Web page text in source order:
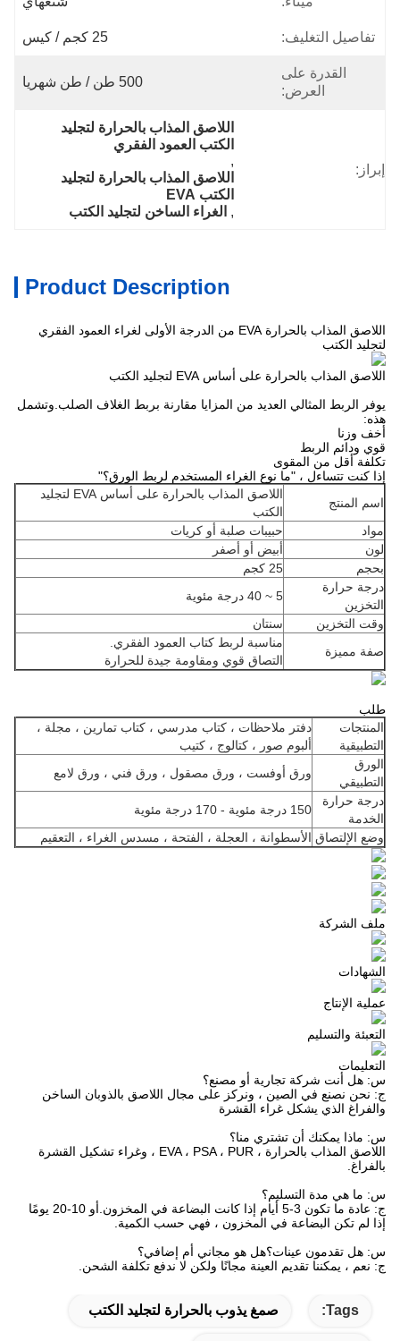
تفاصيل التغليف: 25 كجم / كيس
القدرة على
العرض:
500 طن / طن شهريا
إبراز:
اللاصق المذاب بالحرارة لتجليد
الكتب العمود الفقري
,
اللاصق المذاب بالحرارة لتجليد
الكتب EVA
, الغراء الساخن لتجليد الكتب
Product Description
اللاصق المذاب بالحرارة EVA من الدرجة الأولى لغراء العمود الفقري
لتجليد الكتب
اللاصق المذاب بالحرارة على أساس EVA لتجليد الكتب
يوفر الربط المثالي العديد من المزايا مقارنة بربط الغلاف الصلب.وتشمل
هذه:
أخف وزنا
قوي ودائم الربط
تكلفة أقل من المقوى
إذا كنت تتساءل ، "ما نوع الغراء المستخدم لربط الورق؟"
اسم المنتج
اللاصق المذاب بالحرارة على أساس EVA لتجليد
الكتب
مواد
حبيبات صلبة أو كريات
لون
أبيض أو أصفر
بحجم
25 كجم
درجة حرارة
التخزين
5 ~ 40 درجة مئوية
وقت التخزين
سنتان
صفة مميزة
مناسبة لربط كتاب العمود الفقري.
التصاق قوي ومقاومة جيدة للحرارة
طلب
المنتجات
التطبيقية
دفتر ملاحظات ، كتاب مدرسي ، كتاب تمارين ، مجلة ،
ألبوم صور ، كتالوج ، كتيب
الورق
التطبيقي
ورق أوفست ، ورق مصقول ، ورق فني ، ورق لامع
درجة حرارة
الخدمة
150 درجة مئوية - 170 درجة مئوية
وضع الإلتصاق الأسطوانة ، العجلة ، الفتحة ، مسدس الغراء ، التعقيم
ملف الشركة
الشهادات
عملية الإنتاج
التعبئة والتسليم
التعليمات
س: هل أنت شركة تجارية أو مصنع؟
ج: نحن نصنع في الصين ، ونركز على مجال اللاصق بالذوبان الساخن
والفراغ الذي يشكل غراء القشرة
س: ماذا يمكنك أن تشتري منا؟
اللاصق المذاب بالحرارة ، EVA ، PSA ، PUR ، وغراء تشكيل القشرة
بالفراغ.
س: ما هي مدة التسليم؟
ج: عادة ما تكون 3-5 أيام إذا كانت البضاعة في المخزون.أو 10-20 يومًا
إذا لم تكن البضاعة في المخزون ، فهي حسب الكمية.
س: هل تقدمون عينات؟هل هو مجاني أم إضافي؟
ج: نعم ، يمكننا تقديم العينة مجانًا ولكن لا ندفع تكلفة الشحن.
Tags: صمغ يذوب بالحرارة لتجليد الكتب